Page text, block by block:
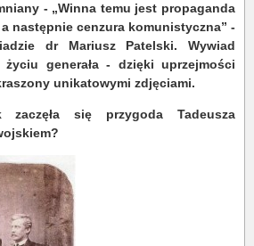
- „Winna temu jest propaganda
następnie cenzura komunistyczna” -
dr Mariusz Patelski. Wywiad
życiu generała - dzięki uprzejmości
unikatowymi zdjęciami.
się przygoda Tadeusza